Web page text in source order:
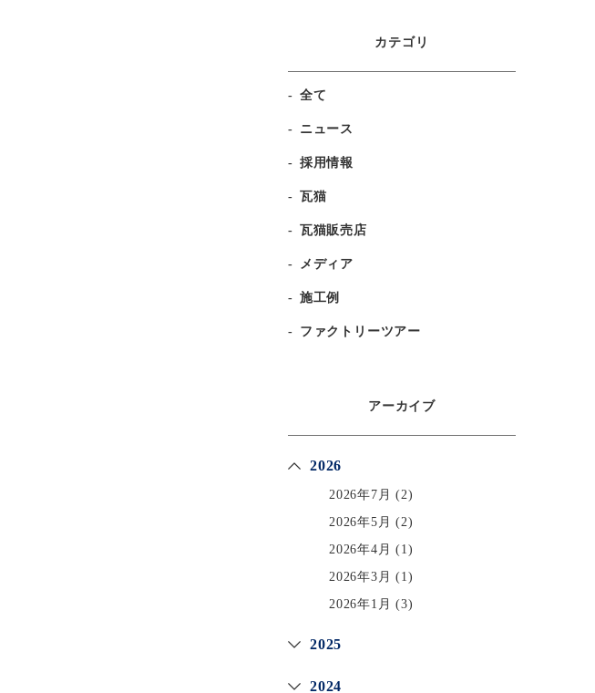
カテゴリ
全て
ニュース
採用情報
瓦猫
瓦猫販売店
メディア
施工例
ファクトリーツアー
アーカイブ
2026
2026年7月 (2)
2026年5月 (2)
2026年4月 (1)
2026年3月 (1)
2026年1月 (3)
2025
2024